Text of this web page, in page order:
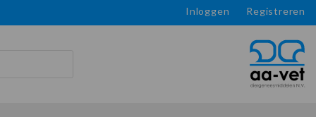
Inloggen Registreren